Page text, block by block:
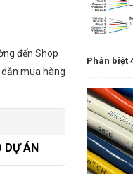
đến Shop
dẫn mua hàng
DỰ ÁN
Phân biệt